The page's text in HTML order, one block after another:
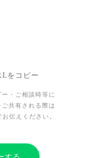
をコピー
ー・ご相談時等に
ご共有される際は
伝えください。